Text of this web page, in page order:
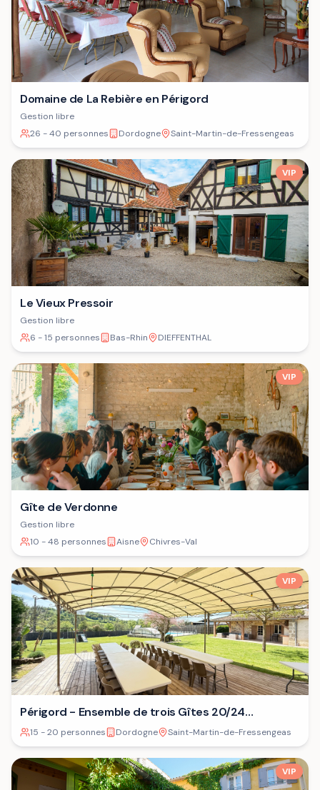
Domaine de La Rebière en Périgord
Gestion libre
26 - 40 personnes
Dordogne Saint-Martin-de-Fressengeas
VIP
Le Vieux Pressoir
Gestion libre
6 - 15 personnes
Bas-Rhin DIEFFENTHAL
VIP
Gîte de Verdonne
Gestion libre
10 - 48 personnes
Aisne Chivres-Val
VIP
Périgord - Ensemble de trois Gîtes 20/24
personnes⁷
15 - 20 personnes Dordogne Saint-Martin-de-Fressengeas
VIP